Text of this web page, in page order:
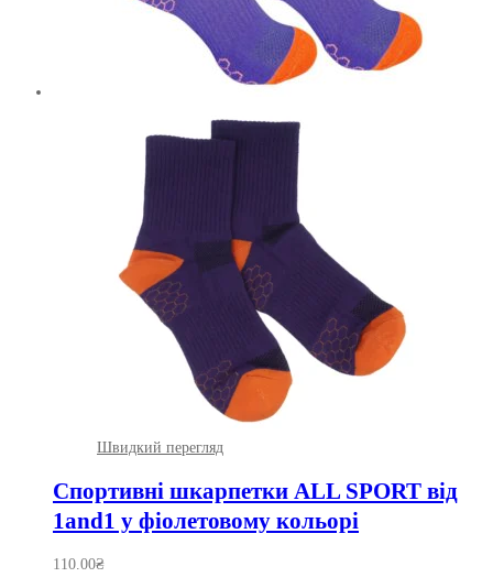
Швидкий перегляд
Спортивні шкарпетки ALL SPORT від
1and1 у фіолетовому кольорі
110.00₴